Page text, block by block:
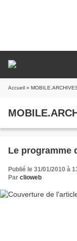
Accueil »
Le programme
Publié le 31/01/2010 à
Par clioweb